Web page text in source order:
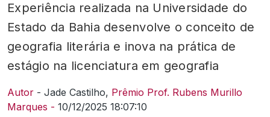
Experiência realizada na Universidade do
Estado da Bahia desenvolve o conceito de
geografia literária e inova na prática de
estágio na licenciatura em geografia
Autor - Jade Castilho, Prêmio Prof. Rubens Murillo
Marques - 10/12/2025 18:07:10